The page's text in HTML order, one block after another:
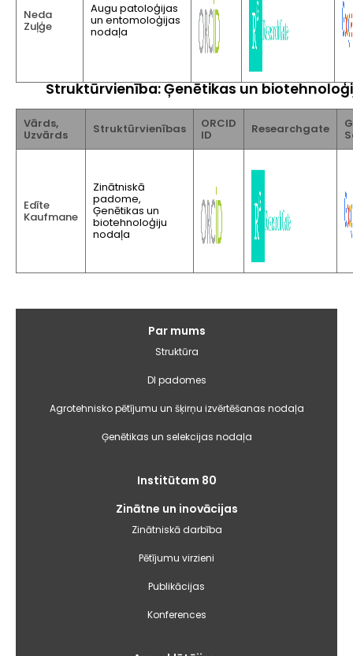
Neda
Zuļģe
Augu patoloģijas
un entomoloģijas
nodaļa
Struktūrvienība: Ģenētikas un
Vārds,
Uzvārds Struktūrvienības ORCID
ID Researchgate
Edīte
Kaufmane
Zinātniskā
padome,
Ģenētikas un
biotehnoloģiju
nodaļa
Par mums
Struktūra
DI padomes
Agrotehnisko pētījumu un šķirņu izvērtēšanas nodaļa
Ģenētikas un selekcijas nodaļa
Institūtam 80
Zinātne un inovācijas
Zinātniskā darbība
Pētījumu virzieni
Publikācijas
Konferences